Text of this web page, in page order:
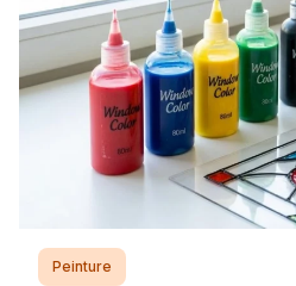
nécessaires aux supports
votre installation à l’écaillage
Peinture